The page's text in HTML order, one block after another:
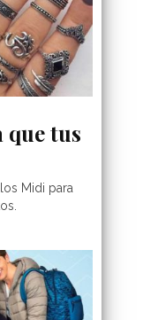
tus
Midi para